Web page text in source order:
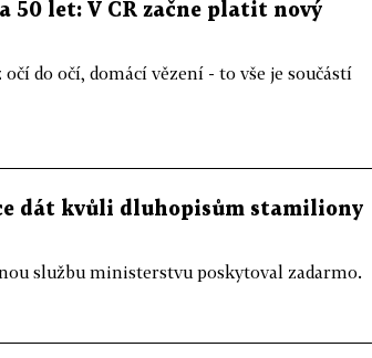
50 let: V ČR začne platit nový
do očí, domácí vězení - to vše je součástí
dát kvůli dluhopisům stamiliony
službu ministerstvu poskytoval zadarmo.